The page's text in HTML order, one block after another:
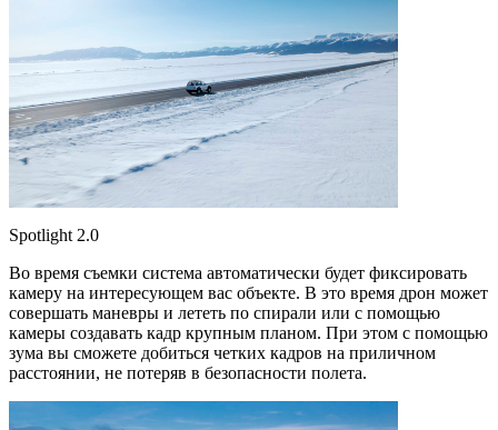
Spotlight 2.0
Во время съемки система автоматически будет фиксировать
камеру на интересующем вас объекте. В это время дрон может
совершать маневры и лететь по спирали или с помощью
камеры создавать кадр крупным планом. При этом с помощью
зума вы сможете добиться четких кадров на приличном
расстоянии, не потеряв в безопасности полета.